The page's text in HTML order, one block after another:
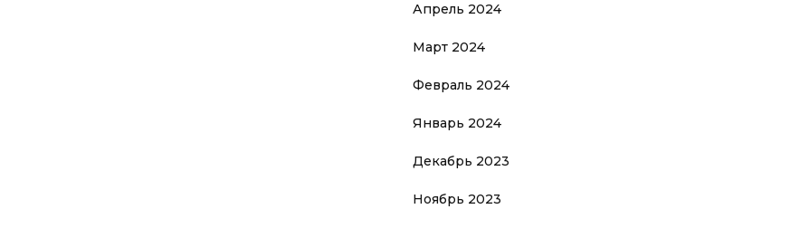
Апрель 2024
Март 2024
Февраль 2024
Январь 2024
Декабрь 2023
Ноябрь 2023